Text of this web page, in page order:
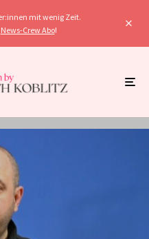
mit wenig Zeit.
News-Crew Abo!